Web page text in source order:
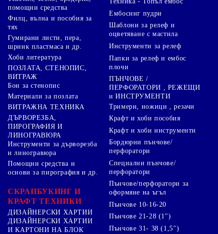
помощни средства
Филц, вълна и пособия за
тях
Гумирани листи, пера,
шринк пластмаса и др.
Хоби литература
ПОЗЛАТА, СТЕНОПИС,
ВИТРАЖ
Бои за стенопис
Материали за позлата
ВИТРАЖНА ТЕХНИКА
ДЪРВОРЕЗБА,
ПИРОГРАФИЯ И
ЛИНОГРАВЮРА
Инструменти за дърворезба
и линогравюра
Помощни средства и
основи за пирография и др.
СКРАПБУКИНГ И
КРАФТ ТЕХНИКИ
ДИЗАЙНЕРСКИ ХАРТИИ
ДИЗАЙНЕРСКИ ХАРТИИ
И КАРТОНИ НА БЛОК
Ембосинг пудри
Шаблони за релеф и
оцветяване с мастила
Инструменти за релеф
Папки за релеф и ембос
плочи
ПЪНЧОВЕ /
ПЕРФОРАТОРИ , РЕЖЕЩИ
и ИНСТРУМЕНТИ
Тримери, ножици , резачи
Крафт и хоби пособия
Крафт и хоби инструменти
Бордюрни пънчове/
перфоратори
Специални пънчове/
перфоратори
Пънчове/перфоратори за
оформяне на ъгъл
Пънчове 10-16-20
Пънчове 21-28 (1")
Пънчове 31- 38 (1,5")